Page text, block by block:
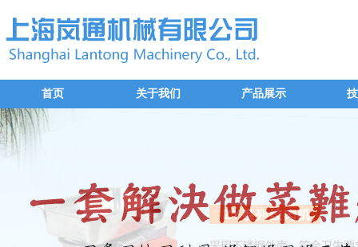
首页 关于我们 产品展示